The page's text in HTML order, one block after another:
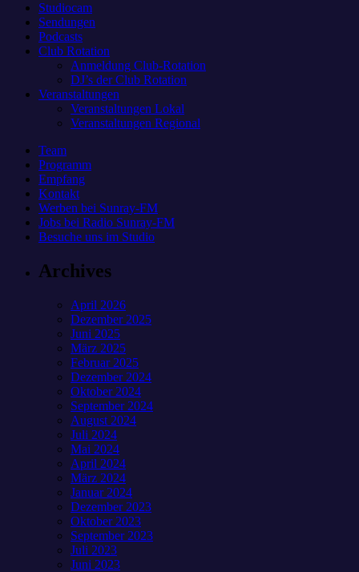
Studiocam
Sendungen
Podcasts
Club Rotation
Anmeldung Club-Rotation
DJ’s der Club Rotation
Veranstaltungen
Veranstaltungen Lokal
Veranstaltungen Regional
Team
Programm
Empfang
Kontakt
Werben bei Sunray-FM
Jobs bei Radio Sunray-FM
Besuche uns im Studio
Archives
April 2026
Dezember 2025
Juni 2025
März 2025
Februar 2025
Dezember 2024
Oktober 2024
September 2024
August 2024
Juli 2024
Mai 2024
April 2024
März 2024
Januar 2024
Dezember 2023
Oktober 2023
September 2023
Juli 2023
Juni 2023